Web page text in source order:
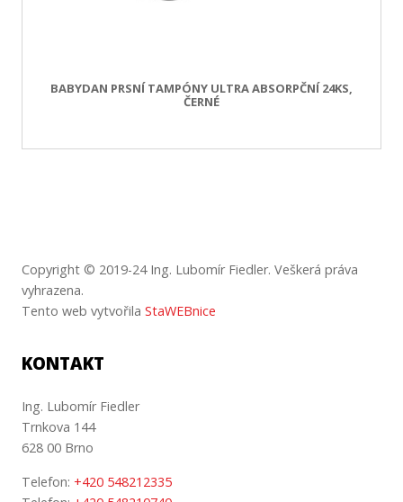
BABYDAN PRSNÍ TAMPÓNY ULTRA ABSORPČNÍ 24KS,
ČERNÉ
Copyright © 2019-24 Ing. Lubomír Fiedler. Veškerá práva
vyhrazena.
Tento web vytvořila StaWEBnice
KONTAKT
Ing. Lubomír Fiedler
Trnkova 144
628 00 Brno
Telefon: +420 548212335